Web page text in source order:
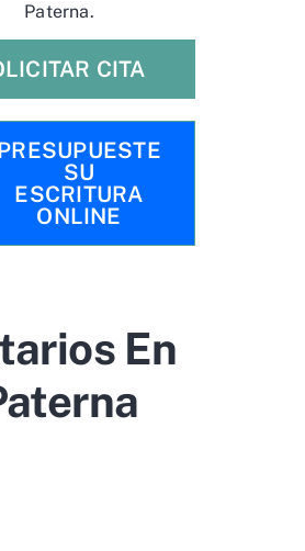
Paterna.
CITA
SU
ESCRITURA
ONLINE
En